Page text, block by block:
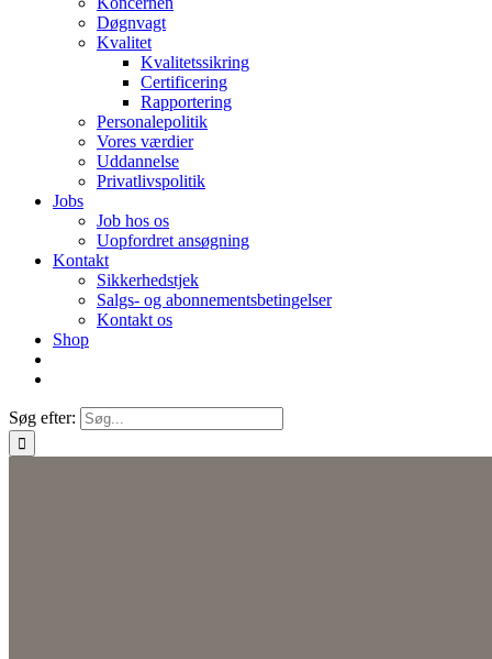
Døgnvagt
Kvalitet
Kvalitetssikring
Certificering
Rapportering
Personalepolitik
Vores værdier
Uddannelse
Privatlivspolitik
Jobs
Job hos os
Uopfordret ansøgning
Kontakt
Sikkerhedstjek
Salgs- og abonnementsbetingelser
Kontakt os
Shop
Søg efter: